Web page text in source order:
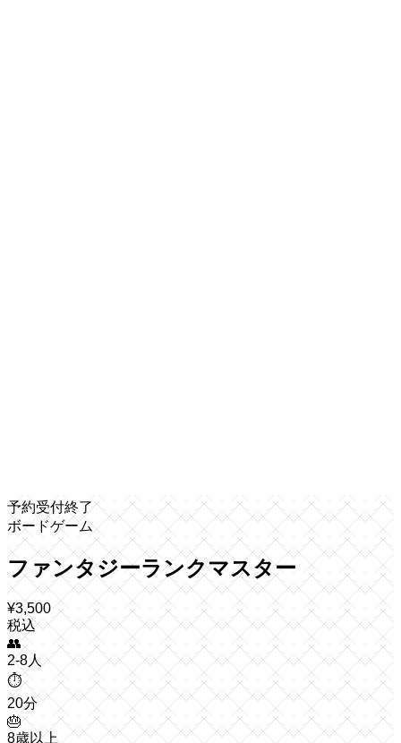
予約受付終了
ボードゲーム
ファンタジーランクマスター
¥3,500
税込
👥
2-8人
⏱️
20分
🎂
8歳以上